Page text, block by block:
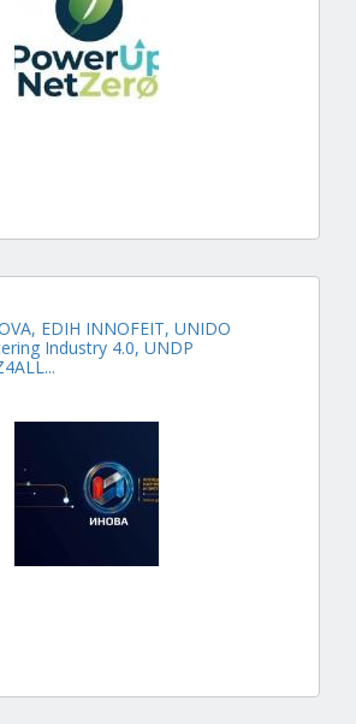
EDIH INNOFEIT, UNIDO
Industry 4.0, UNDP